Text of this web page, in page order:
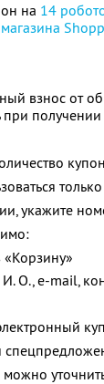
на 14
взнос от
получении
укажите
«Корзину»
О., e-mail,